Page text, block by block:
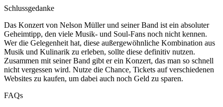
Schlussgedanke
Das Konzert von Nelson Müller und seiner Band ist ein absoluter
Geheimtipp, den viele Musik- und Soul-Fans noch nicht kennen.
Wer die Gelegenheit hat, diese außergewöhnliche Kombination aus
Musik und Kulinarik zu erleben, sollte diese definitiv nutzen.
Zusammen mit seiner Band gibt er ein Konzert, das man so schnell
nicht vergessen wird. Nutze die Chance, Tickets auf verschiedenen
Websites zu kaufen, um dabei auch noch Geld zu sparen.
FAQs